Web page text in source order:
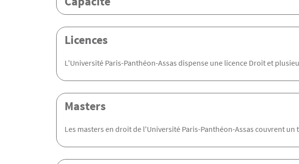
Licences
L'Université Paris-Panthéon-Assas dispense une licence Droit et
Masters
Les masters en droit de l'Université Paris-Panthéon-Assas couvrent